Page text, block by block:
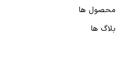
محصول ها
بلاگ ها